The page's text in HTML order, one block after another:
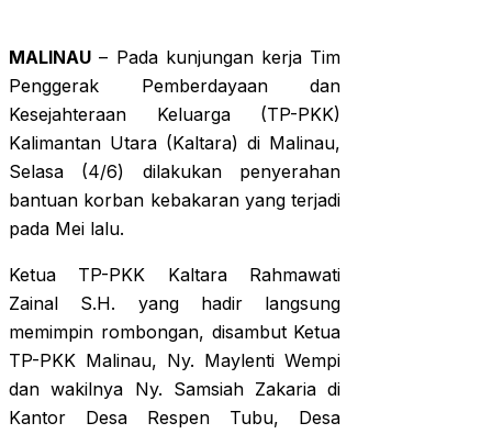
MALINAU – Pada kunjungan kerja Tim
Penggerak Pemberdayaan dan
Kesejahteraan Keluarga (TP-PKK)
Kalimantan Utara (Kaltara) di Malinau,
Selasa (4/6) dilakukan penyerahan
bantuan korban kebakaran yang terjadi
pada Mei lalu.
Ketua TP-PKK Kaltara Rahmawati
Zainal S.H. yang hadir langsung
memimpin rombongan, disambut Ketua
TP-PKK Malinau, Ny. Maylenti Wempi
dan wakilnya Ny. Samsiah Zakaria di
Kantor Desa Respen Tubu, Desa